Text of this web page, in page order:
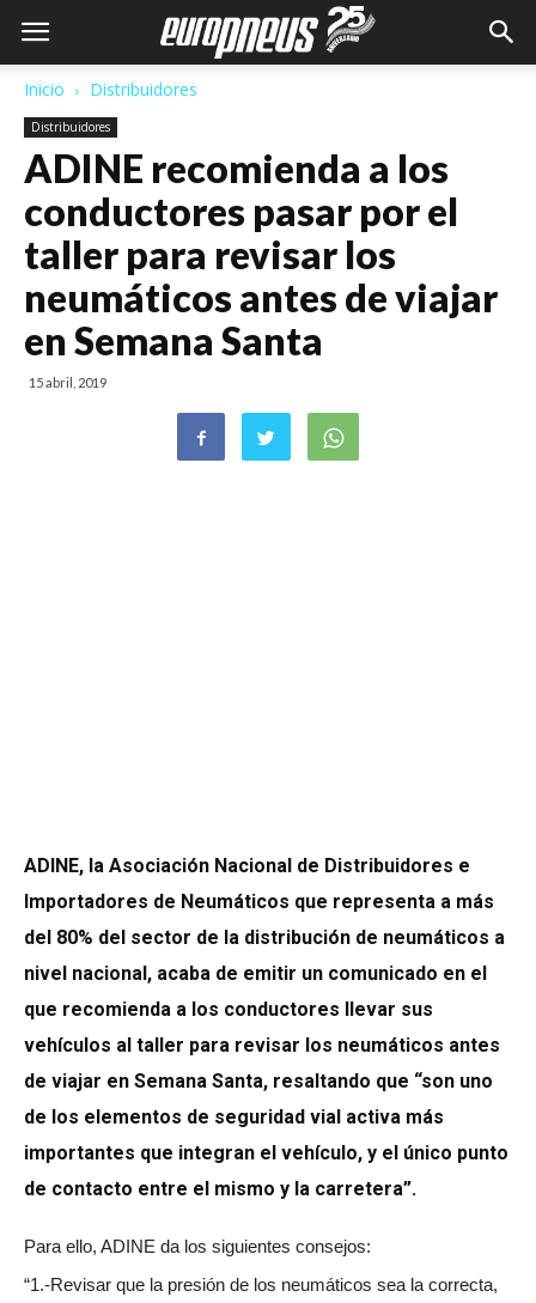
Inicio Distribuidores
Distribuidores
ADINE recomienda a los
conductores pasar por el
taller para revisar los
neumáticos antes de viajar
en Semana Santa
15 abril, 2019
ADINE, la Asociación Nacional de Distribuidores e
Importadores de Neumáticos que representa a más
del 80% del sector de la distribución de neumáticos a
nivel nacional, acaba de emitir un comunicado en el
que recomienda a los conductores llevar sus
vehículos al taller para revisar los neumáticos antes
de viajar en Semana Santa, resaltando que “son uno
de los elementos de seguridad vial activa más
importantes que integran el vehículo, y el único punto
de contacto entre el mismo y la carretera”.
Para ello, ADINE da los siguientes consejos:
“1.-Revisar que la presión de los neumáticos sea la correcta,